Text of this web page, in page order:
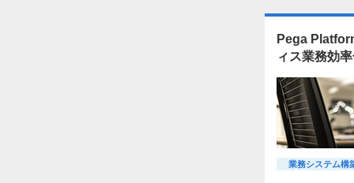
Pega
ィス業務効
業務システム構